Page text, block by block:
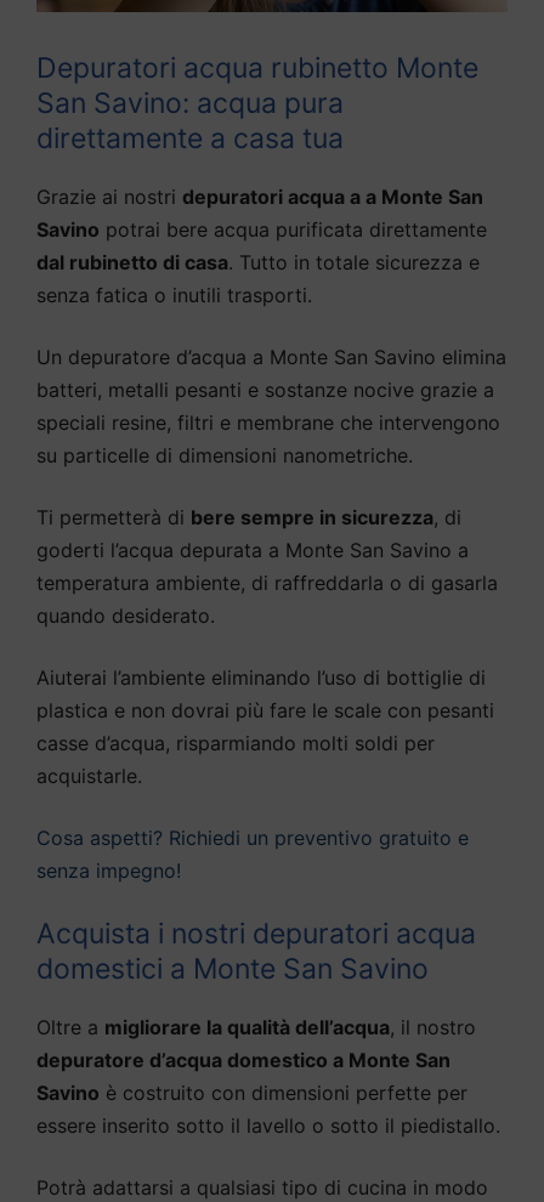
Depuratori acqua rubinetto Monte
San Savino: acqua pura
direttamente a casa tua
Grazie ai nostri depuratori acqua a a Monte San
Savino potrai bere acqua purificata direttamente
dal rubinetto di casa. Tutto in totale sicurezza e
senza fatica o inutili trasporti.
Un depuratore d’acqua a Monte San Savino elimina
batteri, metalli pesanti e sostanze nocive grazie a
speciali resine, filtri e membrane che intervengono
su particelle di dimensioni nanometriche.
Ti permetterà di bere sempre in sicurezza, di
goderti l’acqua depurata a Monte San Savino a
temperatura ambiente, di raffreddarla o di gasarla
quando desiderato.
Aiuterai l’ambiente eliminando l’uso di bottiglie di
plastica e non dovrai più fare le scale con pesanti
casse d’acqua, risparmiando molti soldi per
acquistarle.
Cosa aspetti? Richiedi un preventivo gratuito e
senza impegno!
Acquista i nostri depuratori acqua
domestici a Monte San Savino
Oltre a migliorare la qualità dell’acqua, il nostro
depuratore d’acqua domestico a Monte San
Savino è costruito con dimensioni perfette per
essere inserito sotto il lavello o sotto il piedistallo.
Potrà adattarsi a qualsiasi tipo di cucina in modo